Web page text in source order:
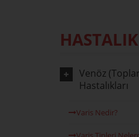
Venöz
Hastalıkları
Varis Nedir?